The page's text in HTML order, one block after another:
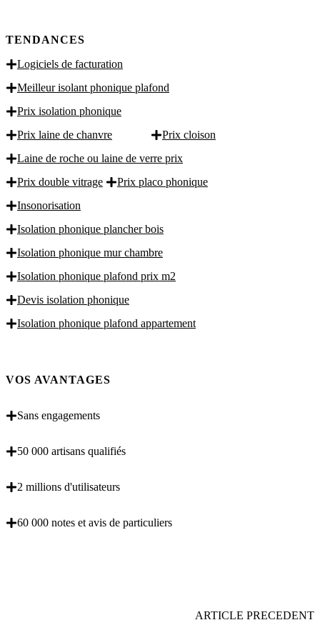
TENDANCES
Logiciels de facturation
Meilleur isolant phonique plafond
Prix isolation phonique
Prix laine de chanvre
Prix cloison
Laine de roche ou laine de verre prix
Prix double vitrage
Prix placo phonique
Insonorisation
Isolation phonique plancher bois
Isolation phonique mur chambre
Isolation phonique plafond prix m2
Devis isolation phonique
Isolation phonique plafond appartement
VOS AVANTAGES
Sans engagements
50 000 artisans qualifiés
2 millions d'utilisateurs
60 000 notes et avis de particuliers
ARTICLE PRECEDENT